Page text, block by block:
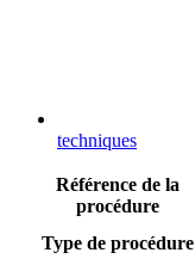
techniques
Référence de la
procédure
Type de procédure